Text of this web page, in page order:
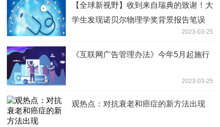
【全球新视野】收到来自瑞典的致谢！大
学生发现诺贝尔物理学奖背景报告笔误
2023-03-25
《互联网广告管理办法》今年5月起施行
2023-03-25
观热点：对抗衰老和癌症的新方法出现